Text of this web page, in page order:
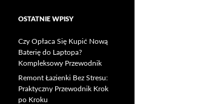
OSTATNIE WPISY
Czy Opłaca Się Kupić Nową
Baterię do Laptopa?
Kompleksowy Przewodnik
Remont Łazienki Bez Stresu:
Praktyczny Przewodnik Krok
po Kroku